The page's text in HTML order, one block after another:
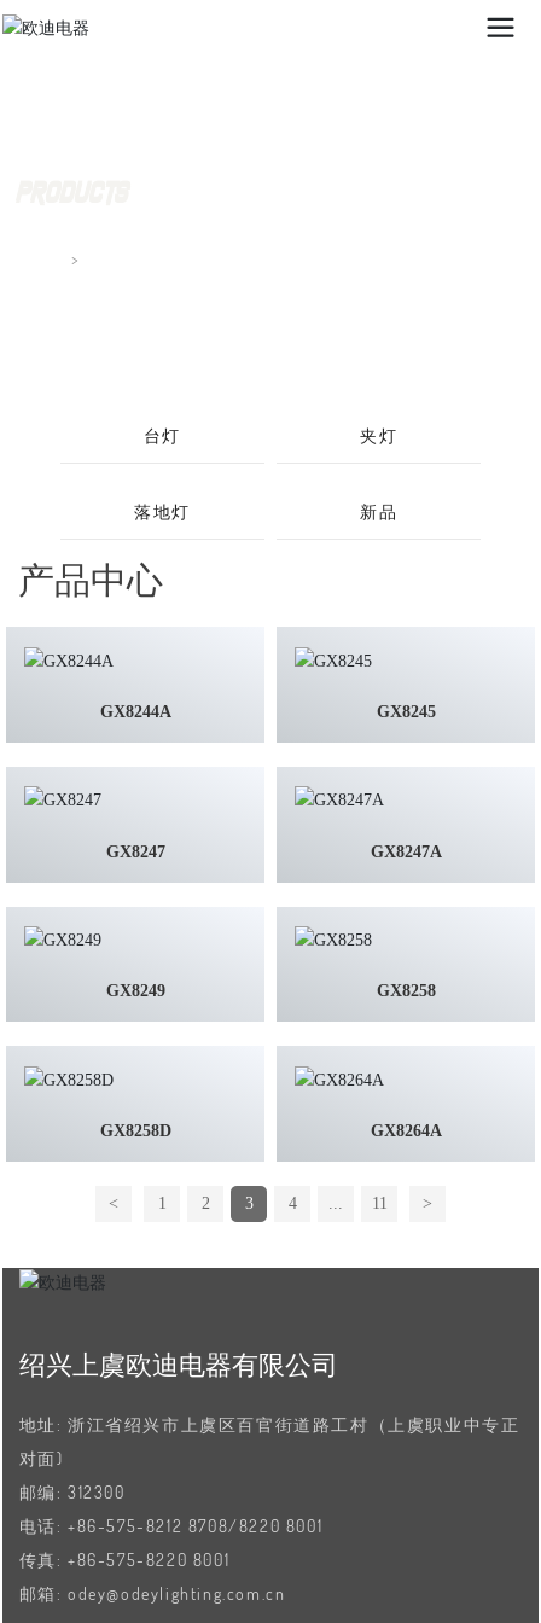
台灯 夹灯
落地灯 新品
产品中心
GX8244A GX8245
GX8247 GX8247A
GX8249 GX8258
GX8258D GX8264A
< 1 2 3 4 11 >
绍兴上虞欧迪电器有限公司
地址: 浙江省绍兴市上虞区百官街道路工村（上虞职业中专正
对面)
邮编: 312300
电话: +86-575-8212 8708/8220 8001
传真: +86-575-8220 8001
邮箱: odey@odeylighting.com.cn